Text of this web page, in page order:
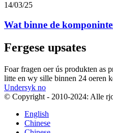
14/03/25
Wat binne de
Fergese upsates
Foar fragen oer ús produkten as
litte en wy sille binnen 24 oeren
Undersyk no
© Copyright - 2010-2024: Alle
English
Chinese